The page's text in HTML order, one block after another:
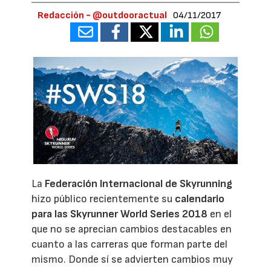
Redacción - @outdooractual 04/11/2017
La Federación Internacional de Skyrunning
hizo público recientemente su calendario
para las Skyrunner World Series 2018 en el
que no se aprecian cambios destacables en
cuanto a las carreras que forman parte del
mismo. Donde sí se advierten cambios muy